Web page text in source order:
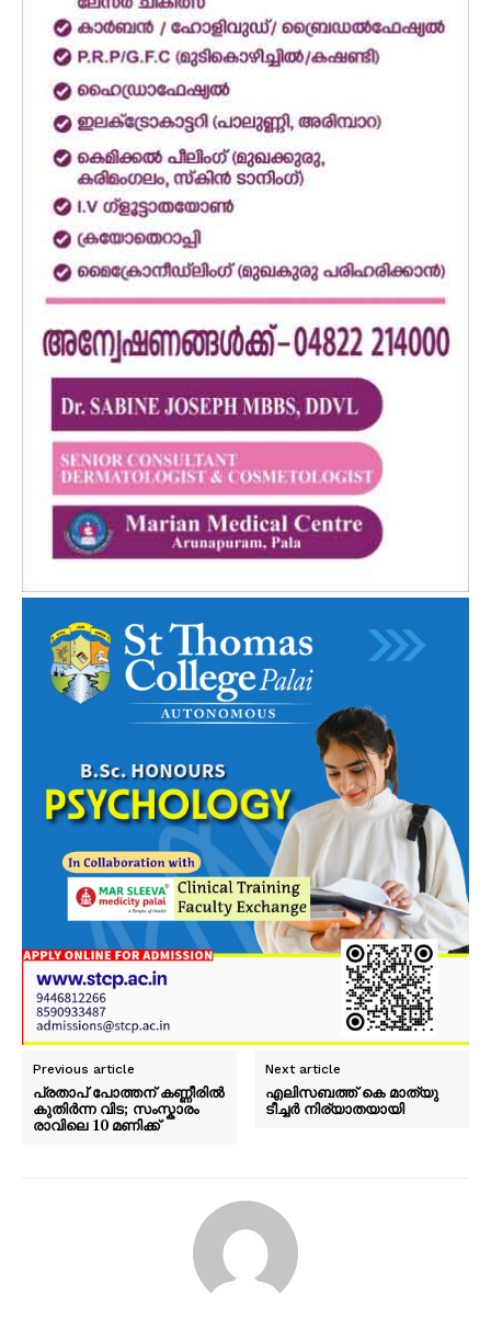
Previous article
പ്രതാപ് പോത്തന് കണ്ണീരിൽ
കുതിർന്ന വിട; സംസ്കാരം
രാവിലെ 10 മണിക്ക്
Next article
എലിസബത്ത് കെ മാത്യു
ടീച്ചർ നിര്യാതയായി